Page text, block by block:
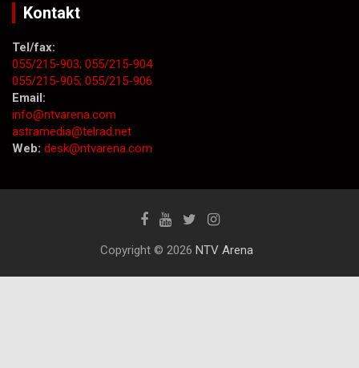
Kontakt
Tel/fax:
055/215-903; 055/215-904
055/215-905; 055/215-906
Email:
info@ntvarena.com
astramedia@telrad.net
Web: desk@ntvarena.com
Copyright © 2026 NTV Arena